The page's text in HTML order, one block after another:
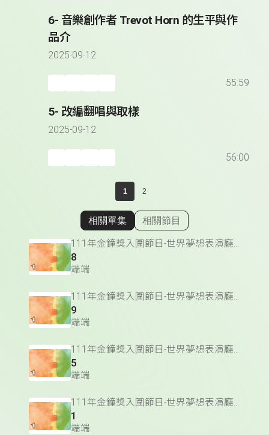
6- 音樂創作者 Trevot Horn 的生平與作
品介
2025-09-12
55:59
5- 改編翻唱與取樣
2025-09-12
56:00
1 2
顯示相關單集
相關單集 相關節目
111年金鐘獎入圍節目-世界夢想表演廳(藝術文化節目&主持人獎)
8
端端
111年金鐘獎入圍節目-世界夢想表演廳(藝術文化節目&主持人獎)
9
端端
111年金鐘獎入圍節目-世界夢想表演廳(藝術文化節目&主持人獎)
5
端端
111年金鐘獎入圍節目-世界夢想表演廳(藝術文化節目&主持人獎)
1
端端